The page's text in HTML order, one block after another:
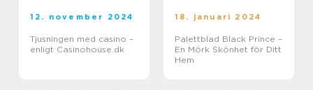
12. november 2024
Tjusningen med casino –
enligt Casinohouse.dk
18. januari 2024
Palettblad Black Prince –
En Mörk Skönhet för Ditt
Hem